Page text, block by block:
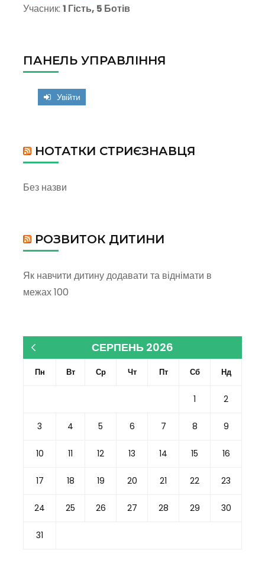
Учасник: 1 Гість, 5 Ботів
ПАНЕЛЬ УПРАВЛІННЯ
Увійти
НОТАТКИ СТРИЄЗНАВЦЯ
Без назви
РОЗВИТОК ДИТИНИ
Як навчити дитину додавати та віднімати в
межах 100
СЕРПЕНЬ 2026
Пн Вт Ср Чт Пт Сб Нд
1 2
3 4 5 6 7 8 9
10 11 12 13 14 15 16
17 18 19 20 21 22 23
24 25 26 27 28 29 30
31